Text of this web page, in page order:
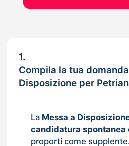
1.
Compila la tua
Disposizione per
La Messa a
candidatura spontanea
proporti come